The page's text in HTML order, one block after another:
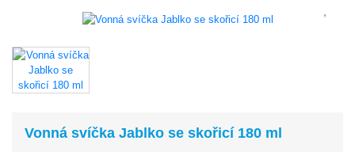
Vonná svíčka Jablko se skořicí 180 ml